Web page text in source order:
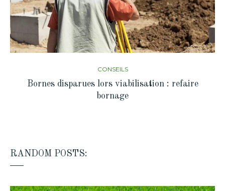
CONSEILS
Bornes disparues lors viabilisation : refaire
bornage
RANDOM POSTS: